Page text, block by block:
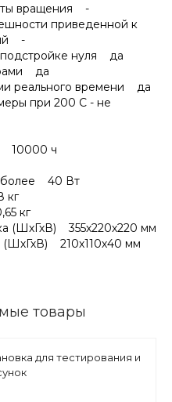
вращения -
приведенной к
-
нуля да
да
реального времени да
при 200 С - не
10000 ч
более 40 Вт
кг
кг
(ШхГхВ) 355х220х220 мм
(ШхГхВ) 210х110х40 мм
товары
для тестирования и